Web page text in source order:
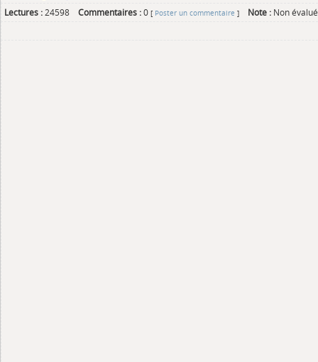
Lectures : 24598 Commentaires :0 [ Poster un commentaire ] Note : Non évalué